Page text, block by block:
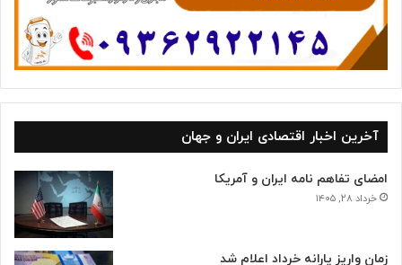
آخرین اخبار اقتصادی ایران و جهان
امضای تفاهم نامه ایران و آمریکا
خرداد ۲۸, ۱۴۰۵
زمان واریز یارانه خرداد اعلام شد